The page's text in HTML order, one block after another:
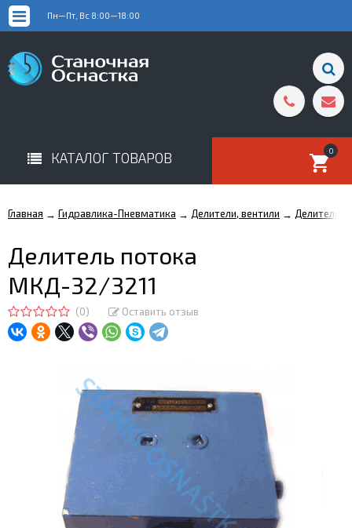
Пн—Пт, Вс 8:00—18:00
КАТАЛОГ ТОВАРОВ 0
Главная → Гидравлика-Пневматика → Делители, вентили → Делители
Делитель потока
МКД-32/3211
(0) Оставить отзыв